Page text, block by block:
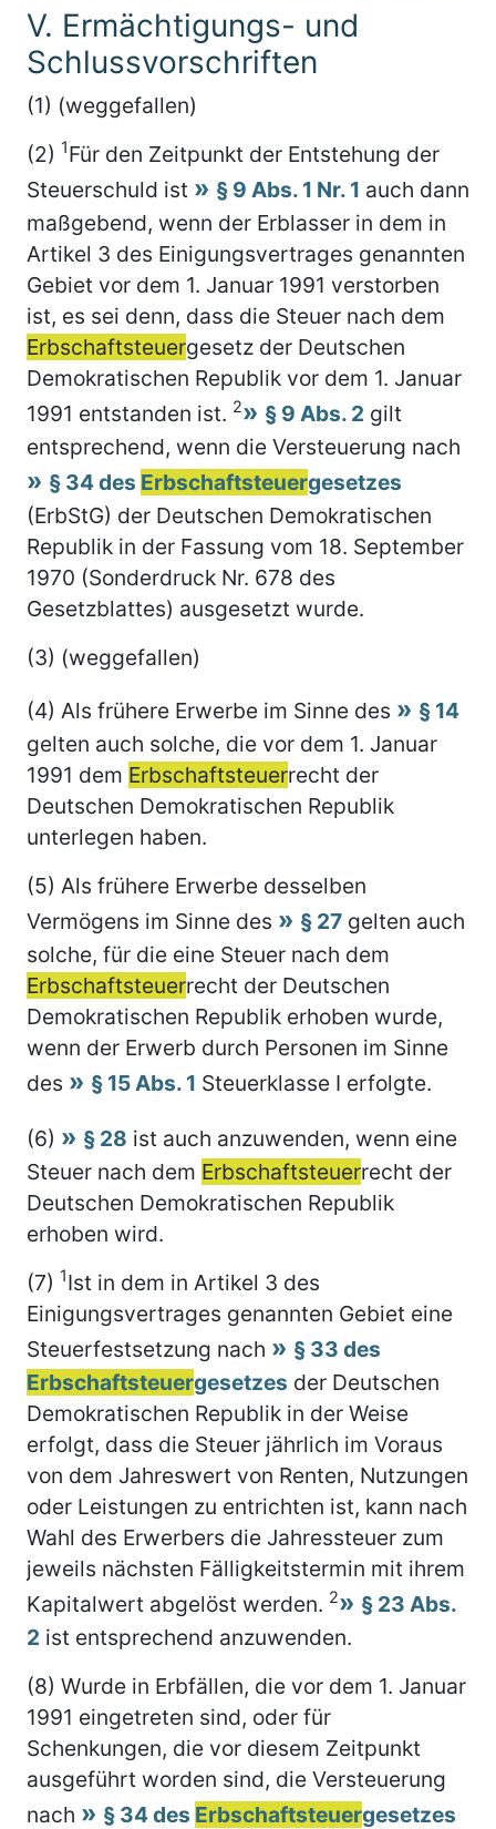
V. Ermächtigungs- und
Schlussvorschriften
(1) (weggefallen)
(2) 1Für den Zeitpunkt der Entstehung der
Steuerschuld ist
§ 9 Abs. 1 Nr. 1 auch dann
maßgebend, wenn der Erblasser in dem in
Artikel 3 des Einigungsvertrages genannten
Gebiet vor dem 1. Januar 1991 verstorben
ist, es sei denn, dass die Steuer nach dem
Erbschaftsteuergesetz der Deutschen
Demokratischen Republik vor dem 1. Januar
1991 entstanden ist. 2 § 9 Abs. 2 gilt
entsprechend, wenn die Versteuerung nach
§ 34 des Erbschaftsteuergesetzes
(ErbStG) der Deutschen Demokratischen
Republik in der Fassung vom 18. September
1970 (Sonderdruck Nr. 678 des
Gesetzblattes) ausgesetzt wurde.
(3) (weggefallen)
(4) Als frühere Erwerbe im Sinne des
§ 14
gelten auch solche, die vor dem 1. Januar
1991 dem Erbschaftsteuerrecht der
Deutschen Demokratischen Republik
unterlegen haben.
(5) Als frühere Erwerbe desselben
Vermögens im Sinne des
§ 27 gelten auch
solche, für die eine Steuer nach dem
Erbschaftsteuerrecht der Deutschen
Demokratischen Republik erhoben wurde,
wenn der Erwerb durch Personen im Sinne
des
§ 15 Abs. 1 Steuerklasse I erfolgte.
(6) § 28 ist auch anzuwenden, wenn eine
Steuer nach dem Erbschaftsteuerrecht der
Deutschen Demokratischen Republik
erhoben wird.
(7) 1Ist in dem in Artikel 3 des
Einigungsvertrages genannten Gebiet eine
Steuerfestsetzung nach
§ 33 des
Erbschaftsteuergesetzes der Deutschen
Demokratischen Republik in der Weise
erfolgt, dass die Steuer jährlich im Voraus
von dem Jahreswert von Renten, Nutzungen
oder Leistungen zu entrichten ist, kann nach
Wahl des Erwerbers die Jahressteuer zum
jeweils nächsten Fälligkeitstermin mit ihrem
Kapitalwert abgelöst werden. 2
§ 23 Abs.
2 ist entsprechend anzuwenden.
(8) Wurde in Erbfällen, die vor dem 1. Januar
1991 eingetreten sind, oder für
Schenkungen, die vor diesem Zeitpunkt
ausgeführt worden sind, die Versteuerung
nach
§ 34 des Erbschaftsteuergesetzes